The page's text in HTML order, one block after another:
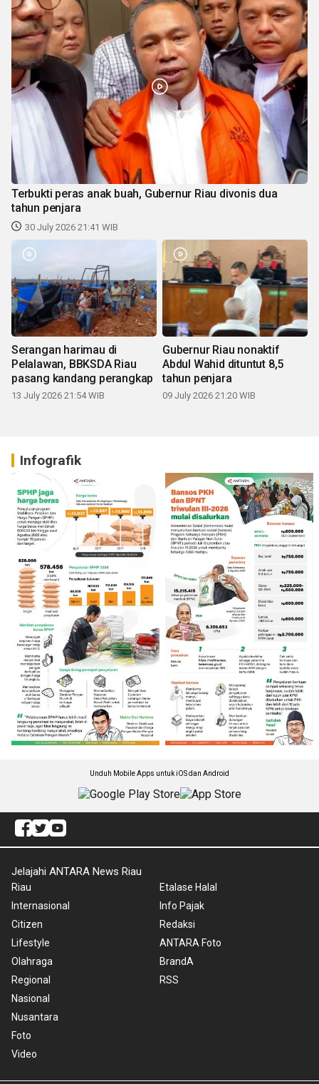
Terbukti peras anak buah, Gubernur Riau divonis dua
tahun penjara
30 July 2026 21:41 WIB
Serangan harimau di
Pelalawan, BBKSDA Riau
pasang kandang perangkap
13 July 2026 21:54 WIB
Gubernur Riau nonaktif
Abdul Wahid dituntut 8,5
tahun penjara
09 July 2026 21:20 WIB
Infografik
Unduh Mobile Apps untuk iOS dan Android
Jelajahi ANTARA News Riau
Riau
Internasional
Citizen
Lifestyle
Olahraga
Regional
Nasional
Nusantara
Foto
Video
Etalase Halal
Info Pajak
Redaksi
ANTARA Foto
BrandA
RSS